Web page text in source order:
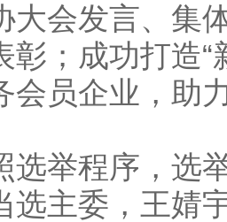
大会发言、集
彰；成功打造“
会员企业，助
选举程序，选
选主委，王婧